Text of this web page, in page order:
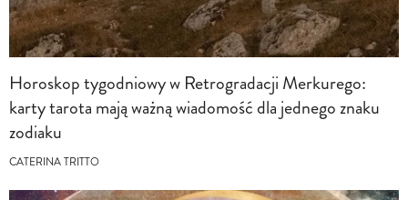
Horoskop tygodniowy w Retrogradacji Merkurego:
karty tarota mają ważną wiadomość dla jednego znaku
zodiaku
CATERINA TRITTO